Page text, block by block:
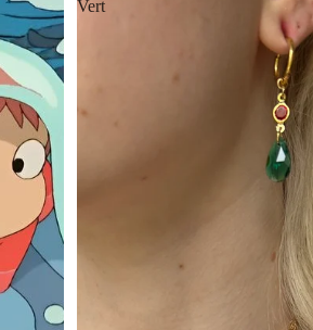
Vert